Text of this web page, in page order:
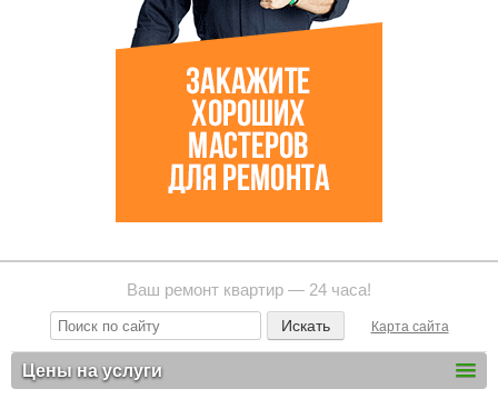
Ваш ремонт квартир — 24 часа!
Карта сайта
Цены на услуги